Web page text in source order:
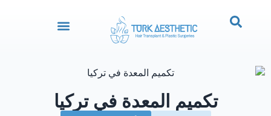
تكميم المعدة في تركيا